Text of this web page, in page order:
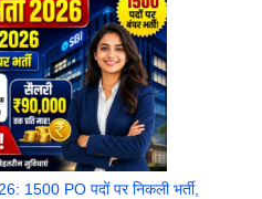
1500 PO पदों पर निकली भर्ती,